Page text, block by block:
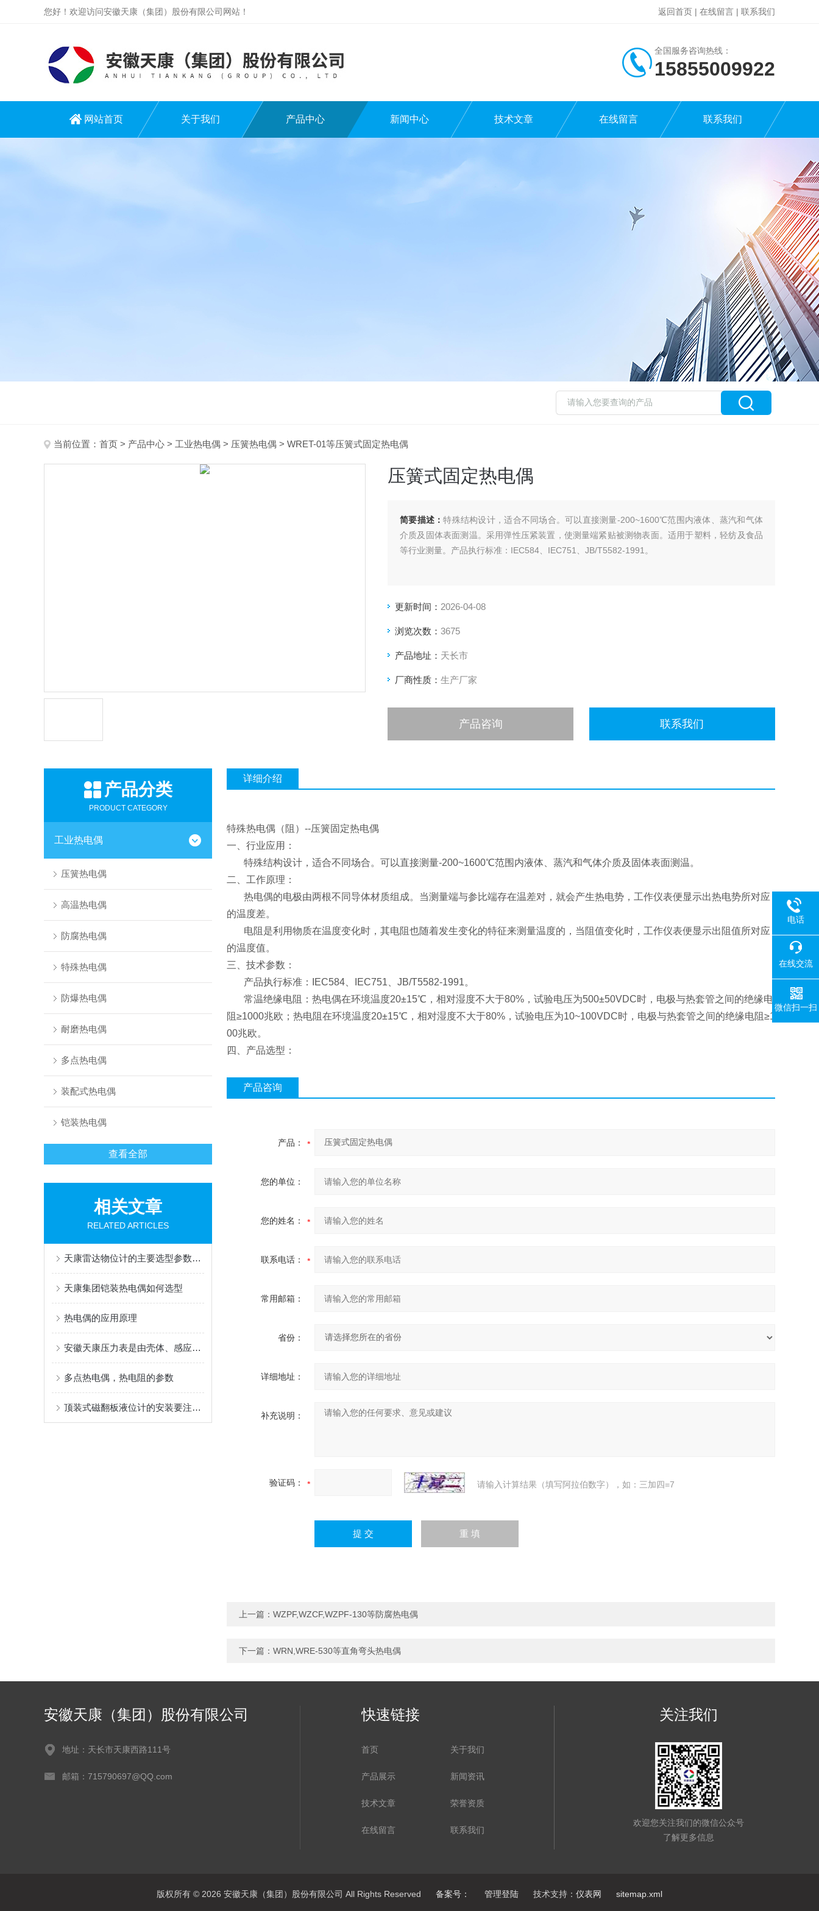
您好！欢迎访问安徽天康（集团）股份有限公司网站！ 返回首页 | 在线留言 | 联系我们
全国服务咨询热线：
15855009922
网站首页 关于我们 产品中心 新闻中心 技术文章 在线留言 联系我们
当前位置： 首页 > 产品中心 > 工业热电偶 > 压簧热电偶 > WRET-01等压簧式固定热电偶
压簧式固定热电偶
简要描述：特殊结构设计，适合不同场合。可以直接测量-200~1600℃范围内液体、蒸汽和气体
介质及固体表面测温。采用弹性压紧装置，使测量端紧贴被测物表面。适用于塑料，轻纺及食品
等行业测量。产品执行标准：IEC584、IEC751、JB/T5582-1991。
更新时间： 2026-04-08
浏览次数： 3675
产品地址： 天长市
厂商性质： 生产厂家
产品咨询 联系我们
产品分类
PRODUCT CATEGORY
工业热电偶
压簧热电偶
高温热电偶
防腐热电偶
特殊热电偶
防爆热电偶
耐磨热电偶
多点热电偶
装配式热电偶
铠装热电偶
查看全部
相关文章
RELATED ARTICLES
天康雷达物位计的主要选型参数总结
天康集团铠装热电偶如何选型
热电偶的应用原理
安徽天康压力表是由壳体、感应元件和指针组成的
多点热电偶，热电阻的参数
顶装式磁翻板液位计的安装要注意哪些？
详细介绍
特殊热电偶（阻）--压簧固定热电偶
一、行业应用：
特殊结构设计，适合不同场合。可以直接测量-200~1600℃范围内液体、蒸汽和气体介质及固体表面测温。
二、工作原理：
热电偶的电极由两根不同导体材质组成。当测量端与参比端存在温差对，就会产生热电势，工作仪表便显示出热电势所对应
的温度差。
电阻是利用物质在温度变化时，其电阻也随着发生变化的特征来测量温度的，当阻值变化时，工作仪表便显示出阻值所对应
的温度值。
三、技术参数：
产品执行标准：IEC584、IEC751、JB/T5582-1991。
常温绝缘电阻：热电偶在环境温度20±15℃，相对湿度不大于80%，试验电压为500±50VDC时，电极与热套管之间的绝缘电
阻≥1000兆欧；热电阻在环境温度20±15℃，相对湿度不大于80%，试验电压为10~100VDC时，电极与热套管之间的绝缘电阻≥1
00兆欧。
四、产品选型：
产品咨询
产品：
您的单位：
您的姓名：
联系电话：
常用邮箱：
省份：
详细地址：
补充说明：
验证码： 请输入计算结果（填写阿拉伯数字），如：三加四=7
上一篇： WZPF,WZCF,WZPF-130等防腐热电偶
下一篇： WRN,WRE-530等直角弯头热电偶
安徽天康（集团）股份有限公司
地址：天长市天康西路111号
邮箱：715790697@QQ.com
快速链接
首页 关于我们
产品展示 新闻资讯
技术文章 荣誉资质
在线留言 联系我们
关注我们
欢迎您关注我们的微信公众号
了解更多信息
版权所有 © 2026 安徽天康（集团）股份有限公司 All Rights Reserved 备案号： 管理登陆 技术支持： 仪表网 sitemap.xml
电话
在线交流
微信扫一扫